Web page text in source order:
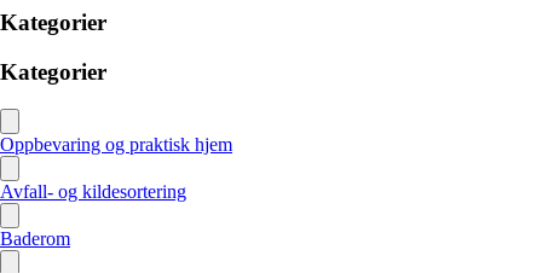
Kategorier
Kategorier
Oppbevaring og praktisk hjem
Avfall- og kildesortering
Baderom